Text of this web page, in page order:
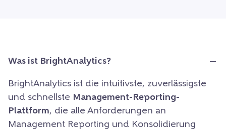
Was ist BrightAnalytics?
BrightAnalytics ist die intuitivste, zuverlässigste
und schnellste Management-Reporting-
Plattform, die alle Anforderungen an
Management Reporting und Konsolidierung